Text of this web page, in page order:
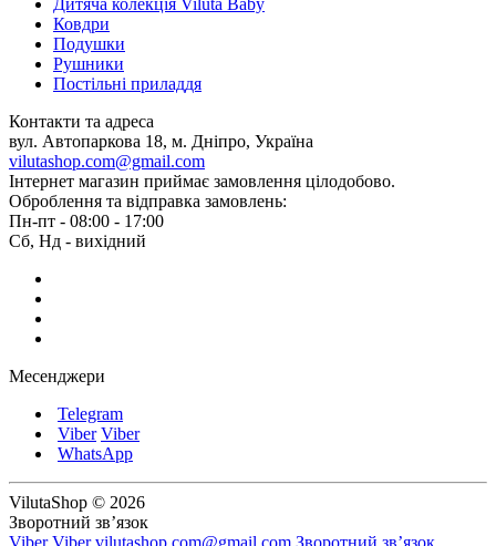
Дитяча колекція Viluta Baby
Ковдри
Подушки
Рушники
Постільні приладдя
Контакти та адреса
вул. Автопаркова 18, м. Дніпро, Україна
vilutashop.com@gmail.com
Інтернет магазин приймає замовлення цілодобово.
Оброблення та відправка замовлень:
Пн-пт - 08:00 - 17:00
Сб, Нд - вихідний
Месенджери
Telegram
Viber Viber
WhatsApp
VilutaShop © 2026
Зворотний зв’язок